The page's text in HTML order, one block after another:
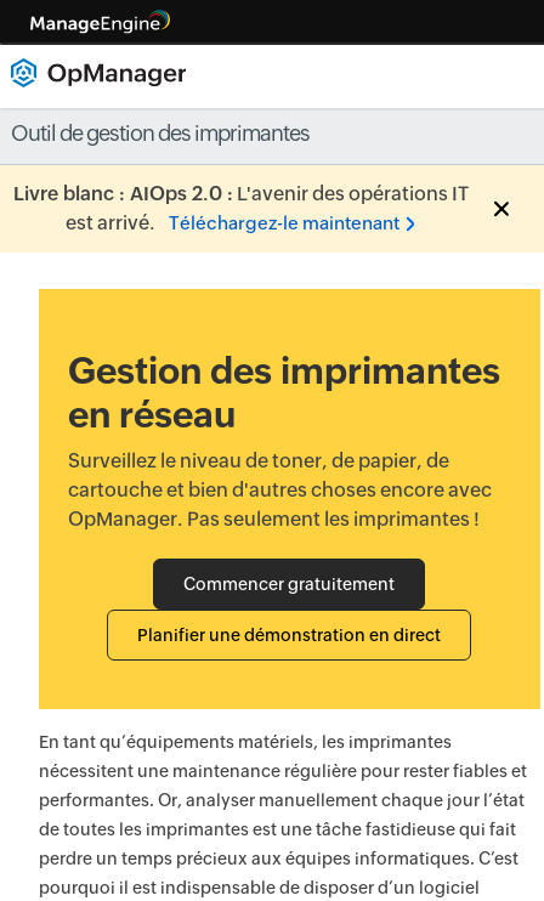
Outil de gestion des imprimantes
Livre blanc : AIOps 2.0 : L'avenir des opérations IT
est arrivé.
Téléchargez-le maintenant
Gestion des imprimantes
en réseau
Surveillez le niveau de toner, de papier, de
cartouche et bien d'autres choses encore avec
OpManager. Pas seulement les imprimantes !
Commencer gratuitement
Planifier une démonstration en direct
En tant qu’équipements matériels, les imprimantes
nécessitent une maintenance régulière pour rester fiables et
performantes. Or, analyser manuellement chaque jour l’état
de toutes les imprimantes est une tâche fastidieuse qui fait
perdre un temps précieux aux équipes informatiques. C’est
pourquoi il est indispensable de disposer d’un logiciel